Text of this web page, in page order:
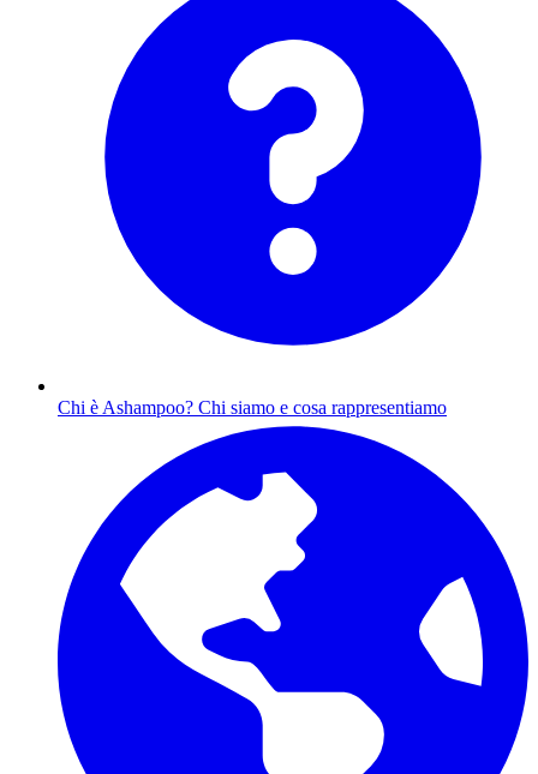
Chi è Ashampoo? Chi siamo e cosa rappresentiamo